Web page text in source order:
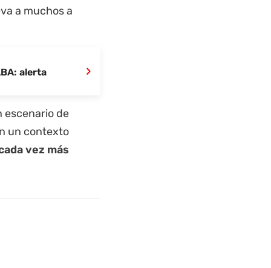
a muchos a
alerta ›
escenario de
un contexto
vez más